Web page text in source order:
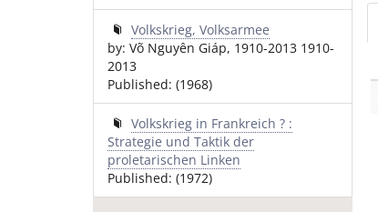
Volkskrieg, Volksarmee
by: Võ Nguyên Giáp, 1910-2013 1910-
2013
Published: (1968)
Volkskrieg in Frankreich ? :
Strategie und Taktik der
proletarischen Linken
Published: (1972)